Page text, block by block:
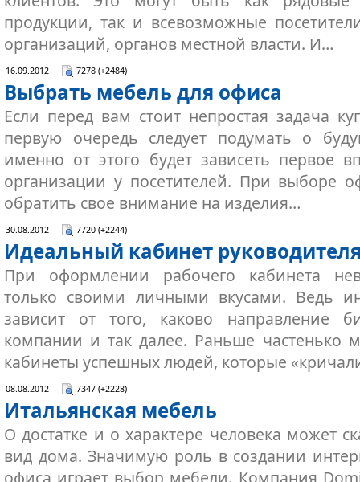
продукции, так и всевозможные
организаций, органов местной власти. И…
16.09.2012 7278 (+2484)
Выбрать мебель для офиса
Если перед вам стоит непростая задача
первую очередь следует подумать о
именно от этого будет зависеть первое
организации у посетителей. При выборе
обратить свое внимание на изделия…
30.08.2012 7720 (+2244)
Идеальный кабинет
При оформлении рабочего кабинета
только своими личными вкусами. Ведь
зависит от того, каково направление
компании и так далее. Раньше частенько
кабинеты успешных людей, которые
08.08.2012 7347 (+2228)
Итальянская мебель
О достатке и о характере человека может
вид дома. Значимую роль в создании
офиса играет выбор мебели. Компания